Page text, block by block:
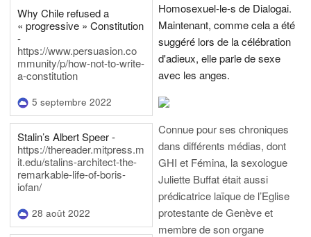
Why Chile refused a
« progressive » Constitution
-
https://www.persuasion.co
mmunity/p/how-not-to-write-
a-constitution
5 septembre 2022
Stalin’s Albert Speer -
https://thereader.mitpress.m
it.edu/stalins-architect-the-
remarkable-life-of-boris-
iofan/
28 août 2022
Homosexuel-le-s de Dialogai.
Maintenant, comme cela a été
suggéré lors de la célébration
d'adieux, elle parle de sexe
avec les anges.
Connue pour ses chroniques
dans différents médias, dont
GHI et Fémina, la sexologue
Juliette Buffat était aussi
prédicatrice laïque de l’Eglise
protestante de Genève et
membre de son organe